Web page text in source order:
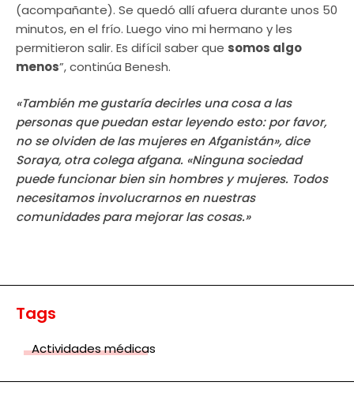
(acompañante). Se quedó allí afuera durante unos 50
minutos, en el frío. Luego vino mi hermano y les
permitieron salir. Es difícil saber que somos algo
menos”, continúa Benesh.
«También me gustaría decirles una cosa a las
personas que puedan estar leyendo esto: por favor,
no se olviden de las mujeres en Afganistán», dice
Soraya, otra colega afgana. «Ninguna sociedad
puede funcionar bien sin hombres y mujeres. Todos
necesitamos involucrarnos en nuestras
comunidades para mejorar las cosas.»
Tags
Actividades médicas